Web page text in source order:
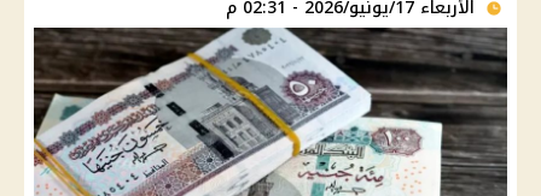
الأربعاء 17/يونيو/2026 - 02:31 م